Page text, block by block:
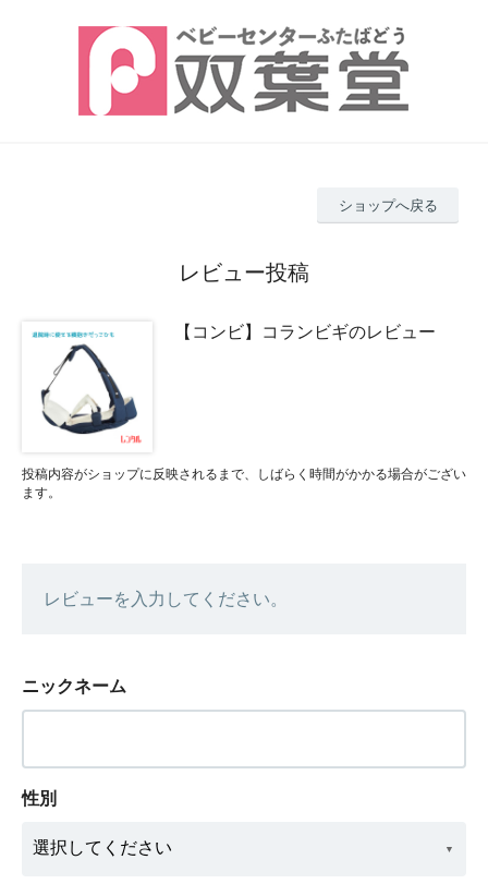
ショップへ戻る
レビュー投稿
【コンビ】コランビギのレビュー
投稿内容がショップに反映されるまで、しばらく時間がかかる場合がござい
ます。
レビューを入力してください。
ニックネーム
性別